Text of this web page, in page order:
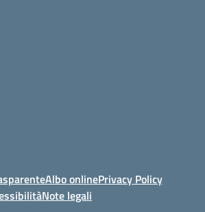
Albo onlinePrivacy Policy
Note legali